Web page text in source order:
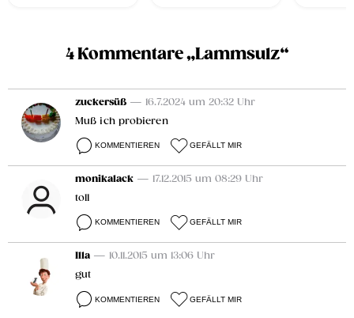
4 Kommentare „Lammsulz“
zuckersüß — 16.7.2024 um 20:32 Uhr
Muß ich probieren
KOMMENTIEREN GEFÄLLT MIR
monikalack — 17.12.2015 um 08:29 Uhr
toll
KOMMENTIEREN GEFÄLLT MIR
Illa — 10.11.2015 um 13:06 Uhr
gut
KOMMENTIEREN GEFÄLLT MIR